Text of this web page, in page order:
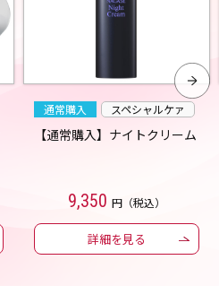
通常購入 スペシャルケァ
【通常購入】ナイトクリーム
9,350 円（税込）
詳細を見る